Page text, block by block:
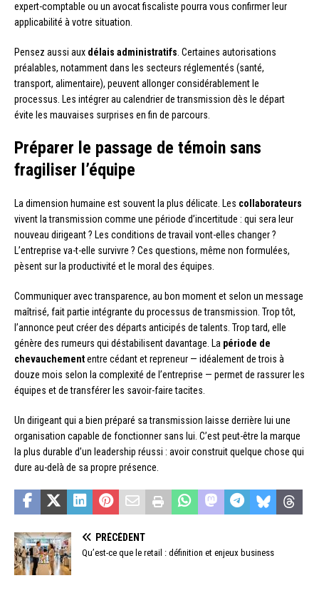
expert-comptable ou un avocat fiscaliste pourra vous confirmer leur
applicabilité à votre situation.
Pensez aussi aux délais administratifs. Certaines autorisations
préalables, notamment dans les secteurs réglementés (santé,
transport, alimentaire), peuvent allonger considérablement le
processus. Les intégrer au calendrier de transmission dès le départ
évite les mauvaises surprises en fin de parcours.
Préparer le passage de témoin sans
fragiliser l’équipe
La dimension humaine est souvent la plus délicate. Les collaborateurs
vivent la transmission comme une période d’incertitude : qui sera leur
nouveau dirigeant ? Les conditions de travail vont-elles changer ?
L’entreprise va-t-elle survivre ? Ces questions, même non formulées,
pèsent sur la productivité et le moral des équipes.
Communiquer avec transparence, au bon moment et selon un message
maîtrisé, fait partie intégrante du processus de transmission. Trop tôt,
l’annonce peut créer des départs anticipés de talents. Trop tard, elle
génère des rumeurs qui déstabilisent davantage. La période de
chevauchemententre cédant et repreneur — idéalement de trois à
douze mois selon la complexité de l’entreprise — permet de rassurer les
équipes et de transférer les savoir-faire tacites.
Un dirigeant qui a bien préparé sa transmission laisse derrière lui une
organisation capable de fonctionner sans lui. C’est peut-être la marque
la plus durable d’un leadership réussi : avoir construit quelque chose qui
dure au-delà de sa propre présence.
PRÉCÉDENT
Qu’est-ce que le retail : définition et enjeux business